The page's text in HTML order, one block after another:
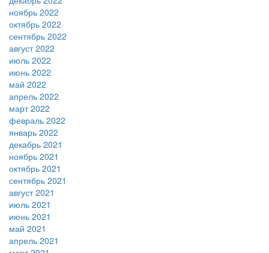
ноябрь 2022
октябрь 2022
сентябрь 2022
август 2022
июль 2022
июнь 2022
май 2022
апрель 2022
март 2022
февраль 2022
январь 2022
декабрь 2021
ноябрь 2021
октябрь 2021
сентябрь 2021
август 2021
июль 2021
июнь 2021
май 2021
апрель 2021